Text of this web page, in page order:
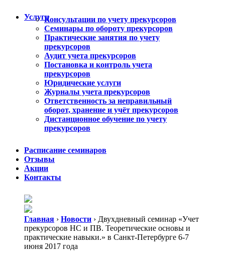
УслугиКонсультации по учету прекурсоров
Cеминары по обороту прекурсоров
Практические занятия по учету
прекурсоров
Аудит учета прекурсоров
Постановка и контроль учета
прекурсоров
Юридические услуги
Журналы учета прекурсоров
Ответственность за неправильный
оборот, хранение и учёт прекурсоров
Дистанционное обучение по учету
прекурсоров
Расписание семинаров
Отзывы
Акции
Контакты
Главная › Новости › Двухдневный семинар «Учет
прекурсоров НС и ПВ. Теоретические основы и
практические навыки.» в Санкт-Петербурге 6-7
июня 2017 года